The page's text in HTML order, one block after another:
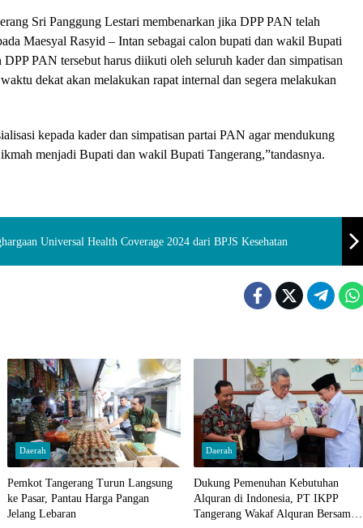
Sri Panggung Lestari membenarkan jika DPP PAN telah
Maesyal Rasyid – Intan sebagai calon bupati dan wakil Bupati
PAN tersebut harus diikuti oleh seluruh kader dan simpatisan
dekat akan melakukan rapat internal dan segera melakukan
kepada kader dan simpatisan partai PAN agar mendukung
menjadi Bupati dan wakil Bupati Tangerang,”tandasnya.
Universal Health Coverage 2024 dari BPJS Kesehatan
Daerah
Pemkot Tangerang Turun Langsung
ke Pasar, Pantau Harga Pangan
Jelang Lebaran
Daerah
Dukung Pemenuhan Kebutuhan
Alquran di Indonesia, PT IKPP
Tangerang Wakaf Alquran Bersama